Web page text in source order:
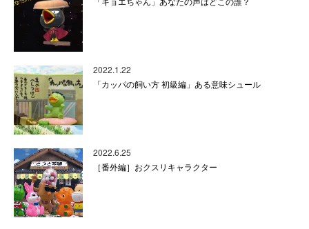
2022.1.22
「カッパの飼い方 初級編」ある意味シュール
2022.6.25
［番外編］おクスリキャラクター